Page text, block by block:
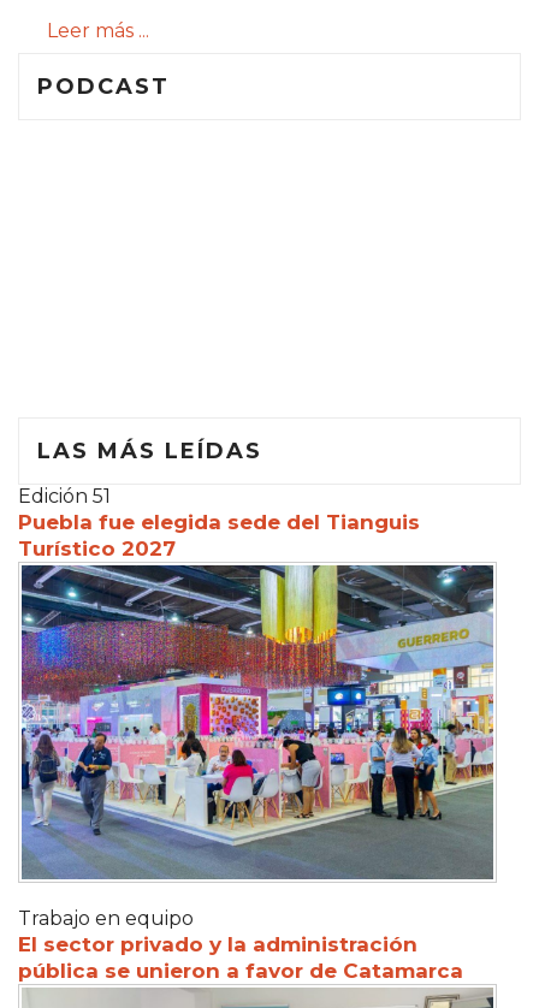
Leer más ...
PODCAST
LAS MÁS LEÍDAS
Edición 51
Puebla fue elegida sede del Tianguis
Turístico 2027
Trabajo en equipo
El sector privado y la administración
pública se unieron a favor de Catamarca